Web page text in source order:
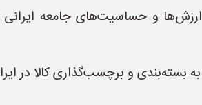
و حساسیت‌های جامعه ایرانی
بسته‌بندی و برچسب‌گذاری کالا در